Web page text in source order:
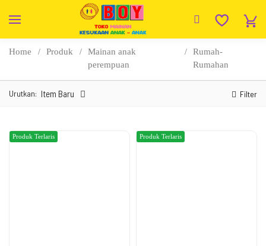
Home Produk
Mainan anak
perempuan
Rumah-
Rumahan
Urutkan: Item Baru Filter
Produk Terlaris Produk Terlaris